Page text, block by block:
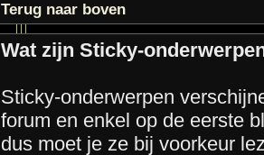
Terug naar boven
Wat zijn Sticky-
Sticky-onderwerpen
forum en enkel op de eerste
dus moet je ze bij voorkeur